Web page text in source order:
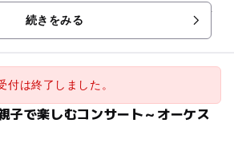
小学生からの体験コンサート「オーケ
続きをみる
付は終了しました。
子で楽しむコンサート～オーケス